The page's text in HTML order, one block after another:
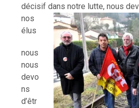
décisif dans notre lutte, nous
nos
élus
nous
nous
devo
ns
d’êtr